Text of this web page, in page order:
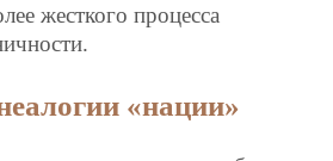
жесткого процесса
«нации»